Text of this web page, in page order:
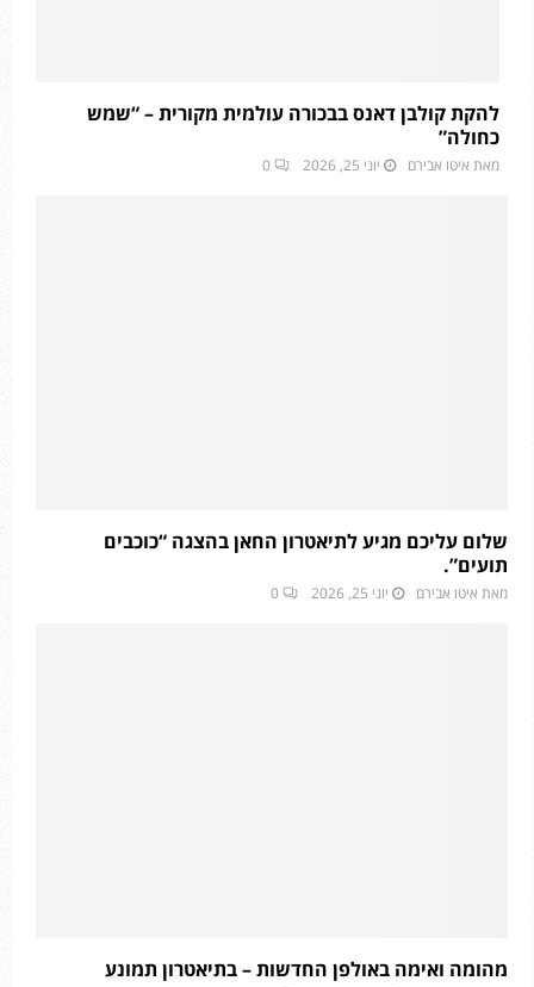
להקת קולבן דאנס בבכורה עולמית מקורית – “שמש
כחולה”
מאת איטו אבירם יוני 25, 2026 0
שלום עליכם מגיע לתיאטרון החאן בהצגה “כוכבים
תועים”.
מאת איטו אבירם יוני 25, 2026 0
מהומה ואימה באולפן החדשות – בתיאטרון תמונע